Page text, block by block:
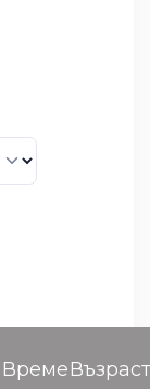
Време